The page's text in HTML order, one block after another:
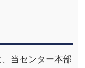
当センター本部